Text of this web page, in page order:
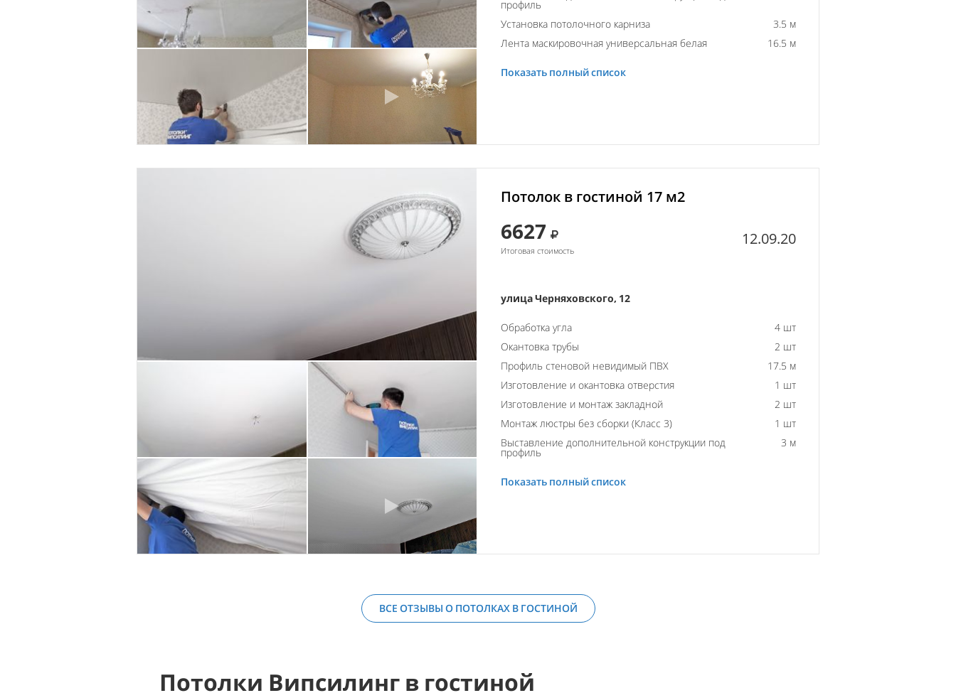
профиль
Установка потолочного карниза
3.5 м
Лента маскировочная универсальная белая
16.5 м
Показать полный список
Потолок в гостиной 17 м2
6627
Итоговая стоимость
12.09.20
улица Черняховского, 12
Обработка угла
4 шт
Окантовка трубы
2 шт
Профиль стеновой невидимый ПВХ
17.5 м
Изготовление и окантовка отверстия
1 шт
Изготовление и монтаж закладной
2 шт
Монтаж люстры без сборки (Класс 3)
1 шт
Выставление дополнительной конструкции под
профиль
3 м
Показать полный список
ВСЕ ОТЗЫВЫ О ПОТОЛКАХ В ГОСТИНОЙ
Потолки Випсилинг в гостиной